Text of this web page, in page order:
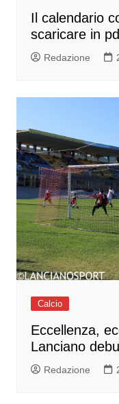
Il calendario
scaricare in
Redazione
Calcio
Eccellenza,
Lanciano
Redazione